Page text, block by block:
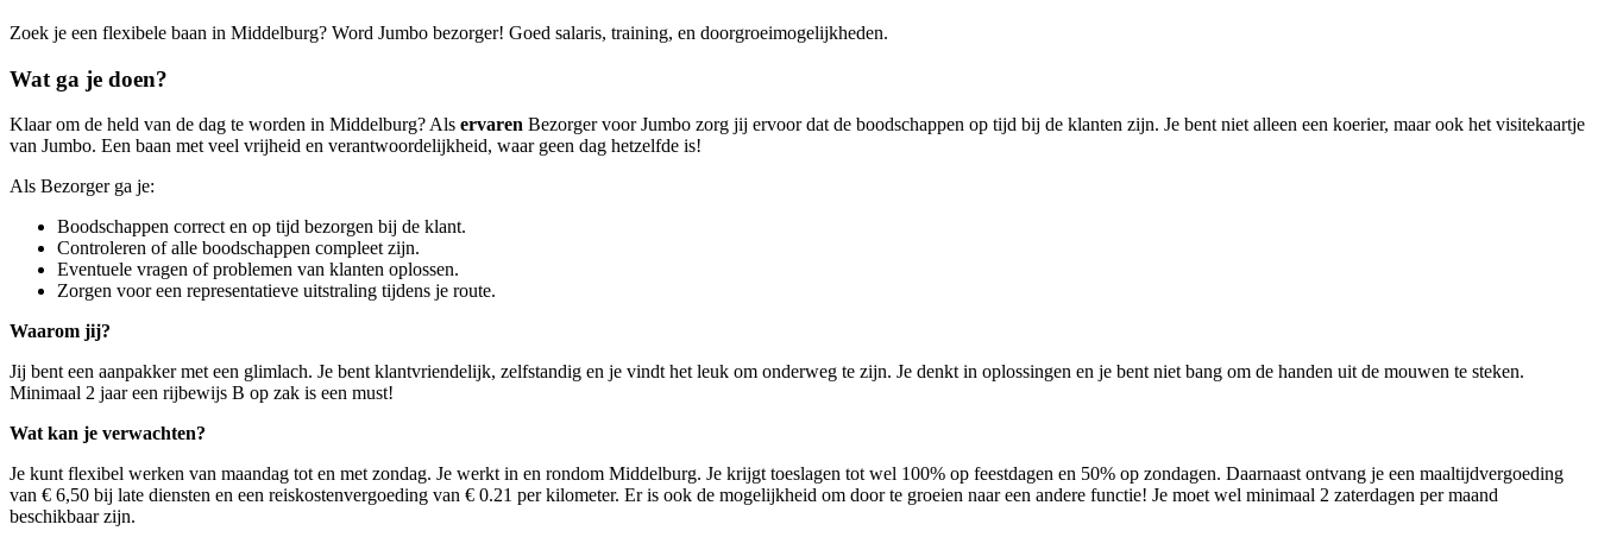
Zoek je een flexibele baan in Middelburg? Word Jumbo bezorger! Goed salaris, training, en doorgroeimogelijkheden.
Wat ga je doen?
Klaar om de held van de dag te worden in Middelburg? Als ervaren Bezorger voor Jumbo zorg jij ervoor dat de boodschappen op tijd bij de klanten zijn. Je bent niet alleen een koerier, maar ook het visitekaartje
van Jumbo. Een baan met veel vrijheid en verantwoordelijkheid, waar geen dag hetzelfde is!
Als Bezorger ga je:
Boodschappen correct en op tijd bezorgen bij de klant.
Controleren of alle boodschappen compleet zijn.
Eventuele vragen of problemen van klanten oplossen.
Zorgen voor een representatieve uitstraling tijdens je route.
Waarom jij?
Jij bent een aanpakker met een glimlach. Je bent klantvriendelijk, zelfstandig en je vindt het leuk om onderweg te zijn. Je denkt in oplossingen en je bent niet bang om de handen uit de mouwen te steken.
Minimaal 2 jaar een rijbewijs B op zak is een must!
Wat kan je verwachten?
Je kunt flexibel werken van maandag tot en met zondag. Je werkt in en rondom Middelburg. Je krijgt toeslagen tot wel 100% op feestdagen en 50% op zondagen. Daarnaast ontvang je een maaltijdvergoeding
van € 6,50 bij late diensten en een reiskostenvergoeding van € 0.21 per kilometer. Er is ook de mogelijkheid om door te groeien naar een andere functie! Je moet wel minimaal 2 zaterdagen per maand
beschikbaar zijn.